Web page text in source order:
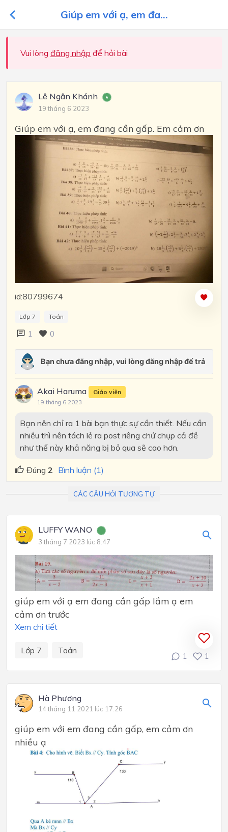
Giúp em với ạ, em đa...
Vui lòng đăng nhập để hỏi bài
Lê Ngân Khánh
19 tháng 6 2023
Giúp em với ạ, em đang cần gấp. Em cảm ơn
id:80799674
Lớp 7 Toán
1 0
Akai Haruma Giáo viên
19 tháng 6 2023
Bạn nên chỉ ra 1 bài bạn thực sự cần thiết. Nếu cần
nhiều thì nên tách lẻ ra post riêng chứ chụp cả đề
như thế này khả năng bị bỏ qua sẽ cao hơn.
Đúng 2 Bình luận (1)
CÁC CÂU HỎI TƯƠNG TỰ
LUFFY WANO
3 tháng 7 2023 lúc 8:47
giúp em với ạ em đang cần gấp lắm ạ em
cảm ơn trước
Xem chi tiết
Lớp 7 Toán
1 1
Hà Phương
14 tháng 11 2021 lúc 17:26
giúp em với em đang cần gấp, em cảm ơn
nhiều ạ